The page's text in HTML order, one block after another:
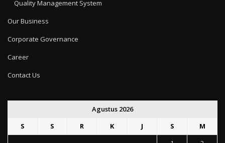
Quality Management System
Our Business
Corporate Governance
Career
Contact Us
Agustus 2026
S
S R K J S
M